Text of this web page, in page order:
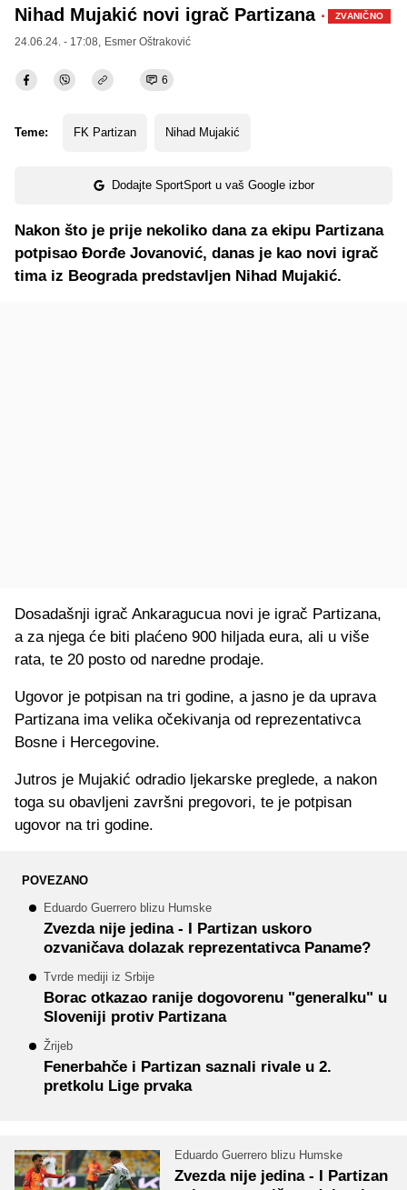
Nihad Mujakić novi igrač Partizana · ZVANIČNO
24.06.24. - 17:08, Esmer Oštraković
6
Teme: FK Partizan Nihad Mujakić
Dodajte SportSport u vaš Google izbor
Nakon što je prije nekoliko dana za ekipu Partizana
potpisao Đorđe Jovanović, danas je kao novi igrač
tima iz Beograda predstavljen Nihad Mujakić.
Dosadašnji igrač Ankaragucua novi je igrač Partizana,
a za njega će biti plaćeno 900 hiljada eura, ali u više
rata, te 20 posto od naredne prodaje.
Ugovor je potpisan na tri godine, a jasno je da uprava
Partizana ima velika očekivanja od reprezentativca
Bosne i Hercegovine.
Jutros je Mujakić odradio ljekarske preglede, a nakon
toga su obavljeni završni pregovori, te je potpisan
ugovor na tri godine.
POVEZANO
Eduardo Guerrero blizu Humske
Zvezda nije jedina - I Partizan uskoro
ozvaničava dolazak reprezentativca Paname?
Tvrde mediji iz Srbije
Borac otkazao ranije dogovorenu "generalku" u
Sloveniji protiv Partizana
Žrijeb
Fenerbahče i Partizan saznali rivale u 2.
pretkolu Lige prvaka
Eduardo Guerrero blizu Humske
Zvezda nije jedina - I Partizan